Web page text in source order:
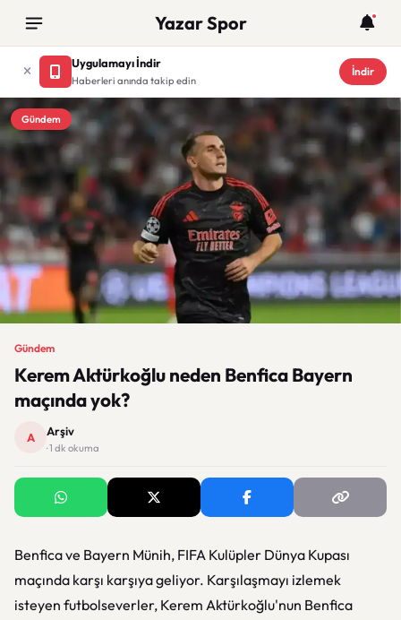
Yazar Spor
Uygulamayı İndir
Haberleri anında takip edin
İndir
Gündem
Gündem
Kerem Aktürkoğlu neden Benfica Bayern
maçında yok?
A Arşiv
· 1 dk okuma
Benfica ve Bayern Münih, FIFA Kulüpler Dünya Kupası
maçında karşı karşıya geliyor. Karşılaşmayı izlemek
isteyen futbolseverler, Kerem Aktürkoğlu'nun Benfica